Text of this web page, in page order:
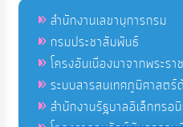
สำนักงานเลขานุการกรม
กรมประชาสัมพันธ์
โครงอันเนื่องมาจากพระรา
ระบบสารสนเทศภูมิศาสตร์
สำนักงานรัฐบาลอิเล็กทร